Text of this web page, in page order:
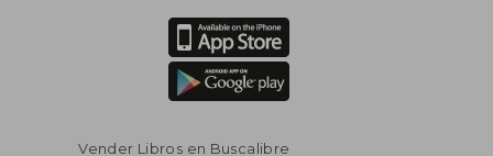
Vender Libros en Buscalibre